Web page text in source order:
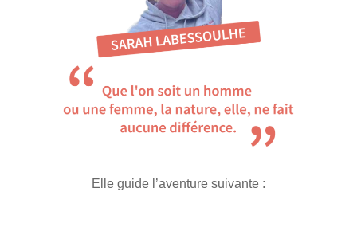
Elle guide l’aventure suivante :